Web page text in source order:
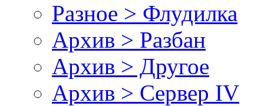
Разное > Флудилка
Архив > Разбан
Архив > Другое
Архив > Сервер IV